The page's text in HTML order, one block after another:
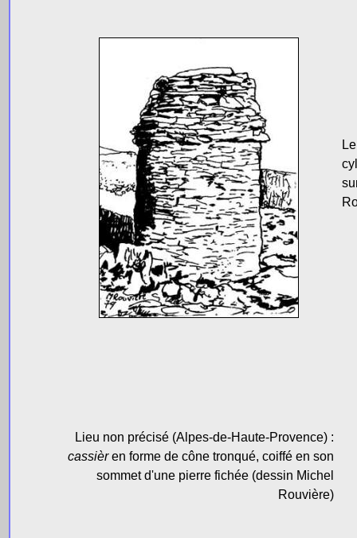
Lieu non précisé (Alpes-de-Haute-Provence) :
cassièren forme de cône tronqué, coiffé en son
sommet d'une pierre fichée (dessin Michel
Rouvière)